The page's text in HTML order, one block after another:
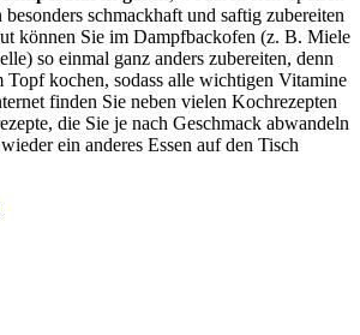
schmackhaft und saftig zubereiten
können Sie im Dampfbackofen (z. B. Miele
so einmal ganz anders zubereiten, denn
Topf kochen, sodass alle wichtigen Vitamine
finden Sie neben vielen Kochrezepten
die Sie je nach Geschmack abwandeln
ein anderes Essen auf den Tisch